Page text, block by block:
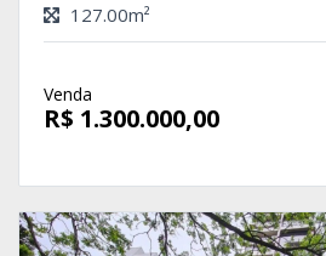
127.00m²
Venda
R$ 1.300.000,00